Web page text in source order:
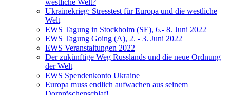
westliche Welt?
Ukrainekrieg: Stresstest für Europa und die westliche
Welt
EWS Tagung in Stockholm (SE), 6.- 8. Juni 2022
EWS Tagung Going (A), 2. - 3. Juni 2022
EWS Veranstaltungen 2022
Der zukünftige Weg Russlands und die neue Ordnung
der Welt
EWS Spendenkonto Ukraine
Europa muss endlich aufwachen aus seinem